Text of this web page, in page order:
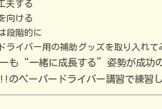
夫する
向ける
段階的に
イバー用の補助グッズを取り入れて
も“一緒に成長する”姿勢が成功
!!のペーパードライバー講習で練習